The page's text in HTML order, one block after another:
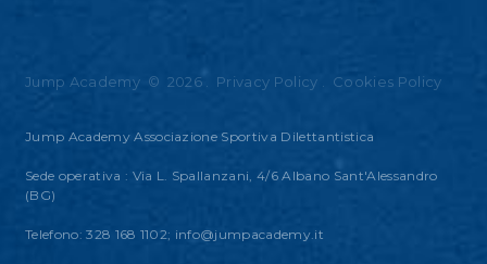
Jump Academy © 2026 Privacy Policy Cookies Policy
Jump Academy Associazione Sportiva Dilettantistica
Sede operativa : Via L. Spallanzani, 4/6 Albano Sant'Alessandro
(BG)
Telefono: 328 168 1102; info@jumpacademy.it